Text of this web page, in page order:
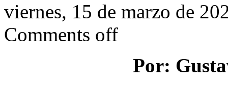
viernes, 15 de marzo de
Comments off
Por: